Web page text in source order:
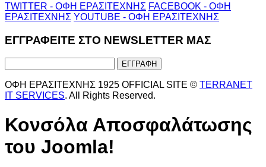
TWITTER - ΟΦΗ ΕΡΑΣΙΤΕΧΝΗΣ FACEBOOK - ΟΦΗ
ΕΡΑΣΙΤΕΧΝΗΣ YOUTUBE - ΟΦΗ ΕΡΑΣΙΤΕΧΝΗΣ
ΕΓΓΡΑΦΕΙΤΕ ΣΤΟ NEWSLETTER ΜΑΣ
ΟΦΗ ΕΡΑΣΙΤΕΧΝΗΣ 1925 OFFICIAL SITE © TERRANET
IT SERVICES. All Rights Reserved.
Κονσόλα Αποσφαλάτωσης
του Joomla!